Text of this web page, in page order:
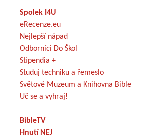
Spolek I4U
eRecenze.eu
Nejlepší nápad
Odborníci Do Škol
Stipendia +
Studuj techniku a řemeslo
Světové Muzeum a Knihovna Bible
Uč se a vyhraj!
BibleTV
Hnutí NEJ